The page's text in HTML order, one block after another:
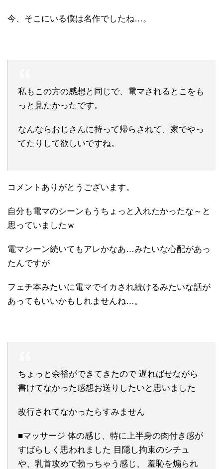
今、そこにいる僕は名作でしたね…。
私もこの方の感想と同じで、電マされるとこをも
っと見たかったです。
なんならおじさんに持って帰らされて、家でやっ
てたりして欲しいですね。
コメントありがとうございます。
自分も電マのシーンもうちょっと入れたかったな～と
思っていましたｗ
電マシーン続いてもアレかなあ…みたいな心配があっ
たんですが
フェチ本みたいに電マでイカされ続けるみたいな話が
あってもいいかもしれませんね…。
ちょっと余裕ができてきたので 遅ればせながら
書けてなかった感想お送りしたいと思いました
改行されてなかったらすみません
■マッサージ 体の感じ、特に上半身の肉付き感が
すばらしく思われました 目隠し拘束のシチュ
や、乳首攻めで勃っちゃう感じ、 羞恥を煽られ